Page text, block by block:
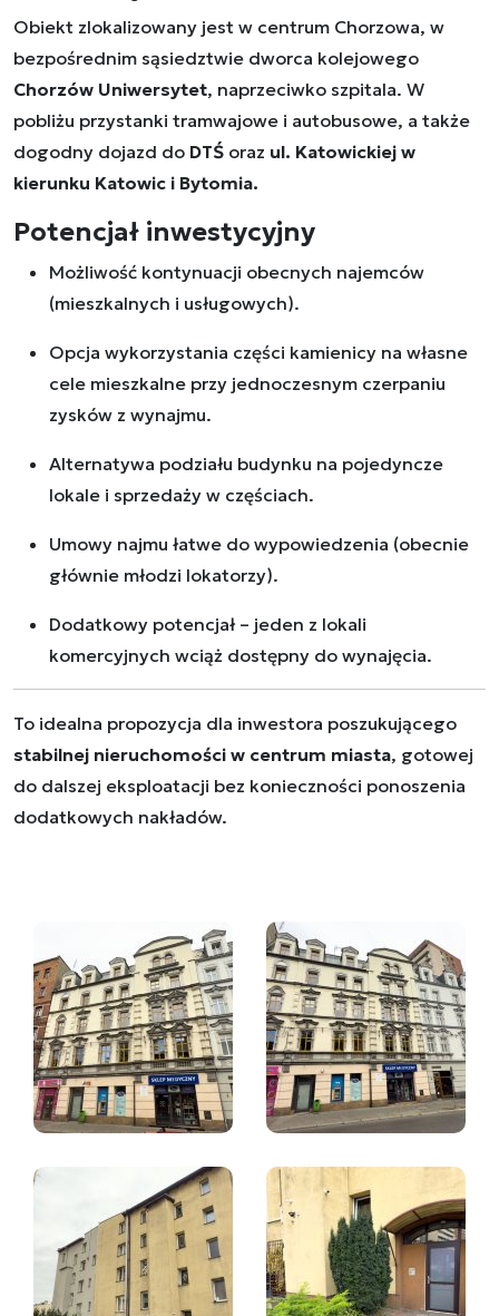
Obiekt zlokalizowany jest w centrum Chorzowa, w
bezpośrednim sąsiedztwie dworca kolejowego
Chorzów Uniwersytet, naprzeciwko szpitala. W
pobliżu przystanki tramwajowe i autobusowe, a także
dogodny dojazd do DTŚ oraz ul. Katowickiej w
kierunku Katowic i Bytomia.
Potencjał inwestycyjny
Możliwość kontynuacji obecnych najemców
(mieszkalnych i usługowych).
Opcja wykorzystania części kamienicy na własne
cele mieszkalne przy jednoczesnym czerpaniu
zysków z wynajmu.
Alternatywa podziału budynku na pojedyncze
lokale i sprzedaży w częściach.
Umowy najmu łatwe do wypowiedzenia (obecnie
głównie młodzi lokatorzy).
Dodatkowy potencjał – jeden z lokali
komercyjnych wciąż dostępny do wynajęcia.
To idealna propozycja dla inwestora poszukującego
stabilnej nieruchomości w centrum miasta, gotowej
do dalszej eksploatacji bez konieczności ponoszenia
dodatkowych nakładów.